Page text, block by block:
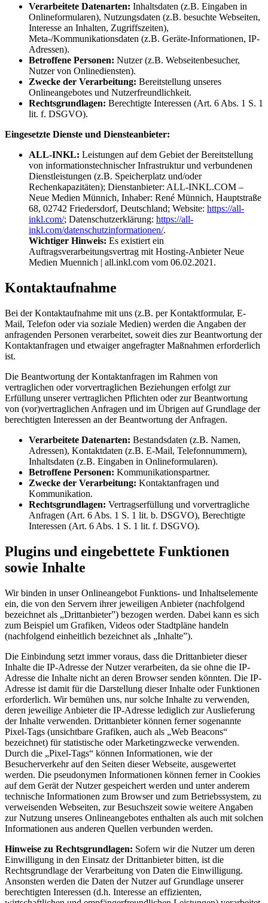
Verarbeitete Datenarten: Inhaltsdaten (z.B. Eingaben in
Onlineformularen), Nutzungsdaten (z.B. besuchte Webseiten,
Interesse an Inhalten, Zugriffszeiten),
Meta-/Kommunikationsdaten (z.B. Geräte-Informationen, IP-
Adressen).
Betroffene Personen: Nutzer (z.B. Webseitenbesucher,
Nutzer von Onlinediensten).
Zwecke der Verarbeitung: Bereitstellung unseres
Onlineangebotes und Nutzerfreundlichkeit.
Rechtsgrundlagen: Berechtigte Interessen (Art. 6 Abs. 1 S. 1
lit. f. DSGVO).
Eingesetzte Dienste und Diensteanbieter:
ALL-INKL: Leistungen auf dem Gebiet der Bereitstellung
von informationstechnischer Infrastruktur und verbundenen
Dienstleistungen (z.B. Speicherplatz und/oder
Rechenkapazitäten); Dienstanbieter: ALL-INKL.COM –
Neue Medien Münnich, Inhaber: René Münnich, Hauptstraße
68, 02742 Friedersdorf, Deutschland; Website: https://all-
inkl.com/; Datenschutzerklärung: https://all-
inkl.com/datenschutzinformationen/.
Wichtiger Hinweis: Es existiert ein
Auftragsverarbeitungsvertrag mit Hosting-Anbieter Neue
Medien Muennich | all.inkl.com vom 06.02.2021.
Kontaktaufnahme
Bei der Kontaktaufnahme mit uns (z.B. per Kontaktformular, E-
Mail, Telefon oder via soziale Medien) werden die Angaben der
anfragenden Personen verarbeitet, soweit dies zur Beantwortung der
Kontaktanfragen und etwaiger angefragter Maßnahmen erforderlich
ist.
Die Beantwortung der Kontaktanfragen im Rahmen von
vertraglichen oder vorvertraglichen Beziehungen erfolgt zur
Erfüllung unserer vertraglichen Pflichten oder zur Beantwortung
von (vor)vertraglichen Anfragen und im Übrigen auf Grundlage der
berechtigten Interessen an der Beantwortung der Anfragen.
Verarbeitete Datenarten: Bestandsdaten (z.B. Namen,
Adressen), Kontaktdaten (z.B. E-Mail, Telefonnummern),
Inhaltsdaten (z.B. Eingaben in Onlineformularen).
Betroffene Personen: Kommunikationspartner.
Zwecke der Verarbeitung: Kontaktanfragen und
Kommunikation.
Rechtsgrundlagen: Vertragserfüllung und vorvertragliche
Anfragen (Art. 6 Abs. 1 S. 1 lit. b. DSGVO), Berechtigte
Interessen (Art. 6 Abs. 1 S. 1 lit. f. DSGVO).
Plugins und eingebettete Funktionen
sowie Inhalte
Wir binden in unser Onlineangebot Funktions- und Inhaltselemente
ein, die von den Servern ihrer jeweiligen Anbieter (nachfolgend
bezeichnet als „Drittanbieter”) bezogen werden. Dabei kann es sich
zum Beispiel um Grafiken, Videos oder Stadtpläne handeln
(nachfolgend einheitlich bezeichnet als „Inhalte”).
Die Einbindung setzt immer voraus, dass die Drittanbieter dieser
Inhalte die IP-Adresse der Nutzer verarbeiten, da sie ohne die IP-
Adresse die Inhalte nicht an deren Browser senden könnten. Die IP-
Adresse ist damit für die Darstellung dieser Inhalte oder Funktionen
erforderlich. Wir bemühen uns, nur solche Inhalte zu verwenden,
deren jeweilige Anbieter die IP-Adresse lediglich zur Auslieferung
der Inhalte verwenden. Drittanbieter können ferner sogenannte
Pixel-Tags (unsichtbare Grafiken, auch als „Web Beacons“
bezeichnet) für statistische oder Marketingzwecke verwenden.
Durch die „Pixel-Tags“ können Informationen, wie der
Besucherverkehr auf den Seiten dieser Webseite, ausgewertet
werden. Die pseudonymen Informationen können ferner in Cookies
auf dem Gerät der Nutzer gespeichert werden und unter anderem
technische Informationen zum Browser und zum Betriebssystem, zu
verweisenden Webseiten, zur Besuchszeit sowie weitere Angaben
zur Nutzung unseres Onlineangebotes enthalten als auch mit solchen
Informationen aus anderen Quellen verbunden werden.
Hinweise zu Rechtsgrundlagen: Sofern wir die Nutzer um deren
Einwilligung in den Einsatz der Drittanbieter bitten, ist die
Rechtsgrundlage der Verarbeitung von Daten die Einwilligung.
Ansonsten werden die Daten der Nutzer auf Grundlage unserer
berechtigten Interessen (d.h. Interesse an effizienten,